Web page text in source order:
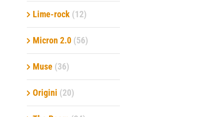
Lime-rock (12)
Micron 2.0 (56)
Muse (36)
Origini (20)